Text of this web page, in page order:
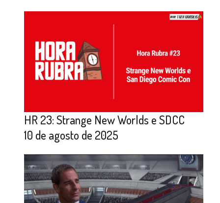
HR 23: Strange New Worlds e SDCC
10 de agosto de 2025